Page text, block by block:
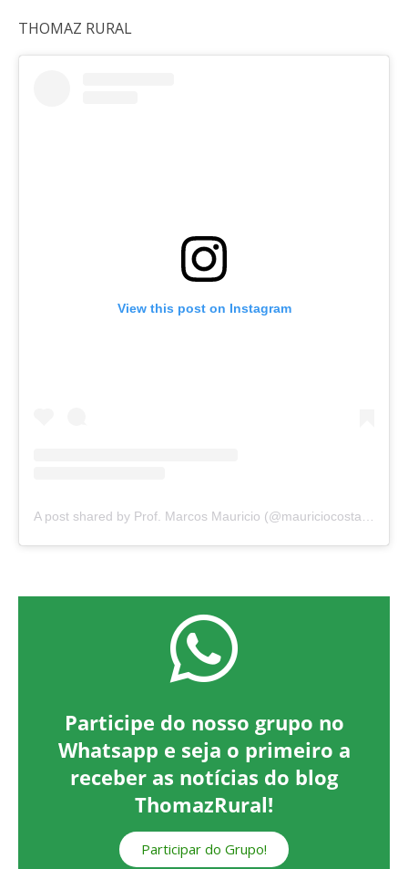
THOMAZ RURAL
View this post on Instagram
A post shared by Prof. Marcos Mauricio (@mauriciocosta8227)
Participe do nosso grupo no
Whatsapp e seja o primeiro a
receber as notícias do blog
ThomazRural!
Participar do Grupo!